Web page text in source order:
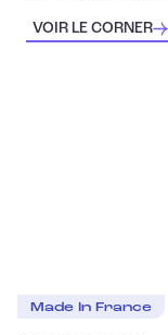
VOIR LE CORNER
Made In France